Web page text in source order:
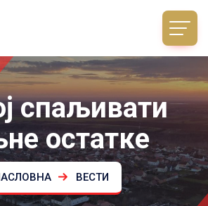
спаљивати
остатке
ВЕСТИ